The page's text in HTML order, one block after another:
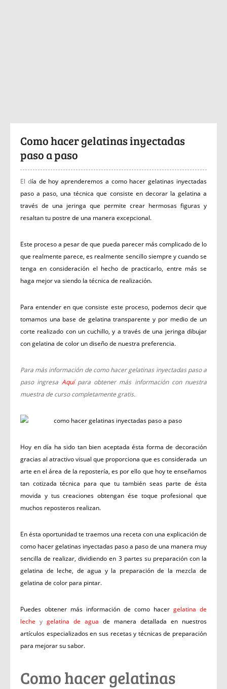
Como hacer gelatinas inyectadas
paso a paso
El día de hoy aprenderemos a como hacer gelatinas inyectadas
paso a paso, una técnica que consiste en decorar la gelatina a
través de una jeringa que permite crear hermosas figuras y
resaltan tu postre de una manera excepcional.
Este proceso a pesar de que pueda parecer más complicado de lo
que realmente parece, es realmente sencillo siempre y cuando se
tenga en consideración el hecho de practicarlo, entre más se
haga mejor va siendo la técnica de realización.
Para entender en que consiste este proceso, podemos decir que
tomamos una base de gelatina transparente y por medio de un
corte realizado con un cuchillo, y a través de una jeringa dibujar
con gelatina de color un diseño de nuestra preferencia.
Para más información de como hacer gelatinas inyectadas paso a
paso ingresa Aquípara obtener más información con nuestra
muestra de curso completamente gratis.
Hoy en día ha sido tan bien aceptada ésta forma de decoración
gracias al atractivo visual que proporciona que es considerada un
arte en el área de la repostería, es por ello que hoy te enseñamos
tan cotizada técnica para que tu también seas parte de ésta
movida y tus creaciones obtengan ése toque profesional que
muchos reposteros realizan.
En ésta oportunidad te traemos una receta con una explicación de
como hacer gelatinas inyectadas paso a paso de una manera muy
sencilla de realizar, dividiendo en 3 partes su preparación con la
gelatina de leche, de agua y la preparación de la mezcla de
gelatina de color para pintar.
Puedes obtener más información de como hacer gelatina de
leche y gelatina de agua de manera detallada en nuestros
artículos especializados en sus recetas y técnicas de preparación
para mejorar su sabor.
Como hacer gelatinas